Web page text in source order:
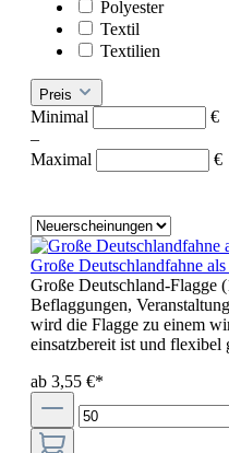
Polyester
Textil
Textilien
Preis
Minimal
€
–
Maximal
€
Große Deutschlandfahne
Große Deutschland-Flagge
Beflaggungen,
wird die Flagge zu einem
einsatzbereit ist und flexibel
ab 3,55 €*